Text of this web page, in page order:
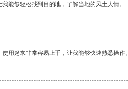
能够轻松找到目的地，了解当地的风土人情。
用起来非常容易上手，让我能够快速熟悉操作。